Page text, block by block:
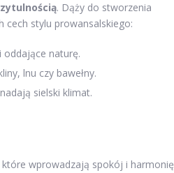
. Dąży do stworzenia
stylu prowansalskiego:
oddające naturę.
lnu czy bawełny.
sielski klimat.
które wprowadzają spokój i harmonię